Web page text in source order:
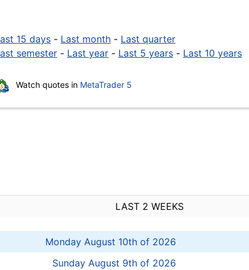
15 days - Last month - Last quarter
semester - Last year - Last 5 years - Last 10 years
Watch quotes in MetaTrader 5
LAST 2 WEEKS
Monday August 10th of 2026
Sunday August 9th of 2026